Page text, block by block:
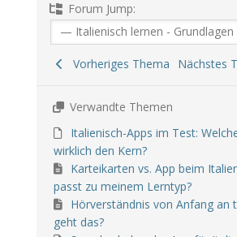
Forum Jump:
Vorheriges Thema Nächstes
Verwandte Themen
Italienisch-Apps im Test:
wirklich den Kern?
Karteikarten vs. App beim
passt zu meinem Lerntyp?
Hörverständnis von Anfang an
geht das?